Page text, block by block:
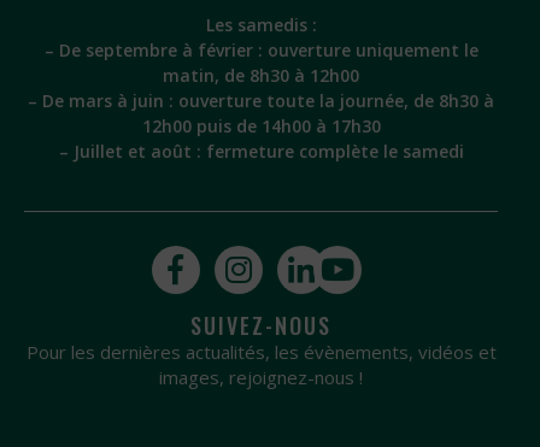
Les samedis :
– De septembre à février : ouverture uniquement le
matin, de 8h30 à 12h00
– De mars à juin : ouverture toute la journée, de 8h30 à
12h00 puis de 14h00 à 17h30
– Juillet et août : fermeture complète le samedi
SUIVEZ-NOUS
Pour les dernières actualités, les évènements, vidéos et
images, rejoignez-nous !